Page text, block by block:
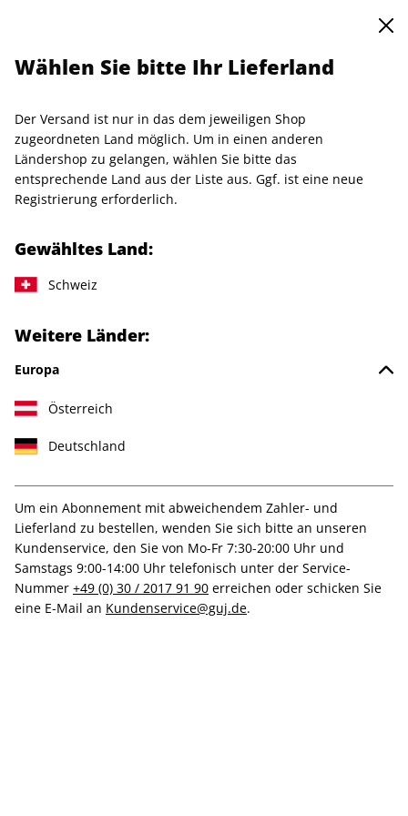
Ihr Warenkorb ist leer
Es befinden sich noch keine Artikel im Warenkorb.
Weiter einkaufen
Gratis Versand
Wählen Sie bitte Ihr Lieferland
Der Versand ist nur in das dem jeweiligen Shop
zugeordneten Land möglich. Um in einen anderen
Ländershop zu gelangen, wählen Sie bitte das
entsprechende Land aus der Liste aus. Ggf. ist eine neue
Registrierung erforderlich.
Gewähltes Land:
Schweiz
Weitere Länder:
Europa
Österreich
Deutschland
Um ein Abonnement mit abweichendem Zahler- und
Lieferland zu bestellen, wenden Sie sich bitte an unseren
Kundenservice, den Sie von Mo-Fr 7:30-20:00 Uhr und
Samstags 9:00-14:00 Uhr telefonisch unter der Service-
Nummer +49 (0) 30 / 2017 91 90 erreichen oder schicken Sie
eine E-Mail an Kundenservice@guj.de.